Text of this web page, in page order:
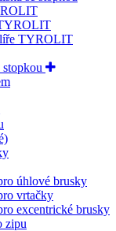
TYROLIT
úhlové brusky
vrtačky
excentrické brusky
zipu